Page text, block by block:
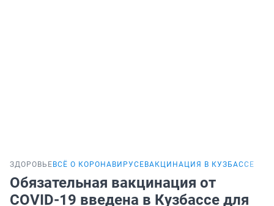
ЗДОРОВЬЕ ВСЁ О КОРОНАВИРУСЕ ВАКЦИНАЦИЯ В КУЗБАССЕ
Обязательная вакцинация от
COVID-19 введена в Кузбассе для